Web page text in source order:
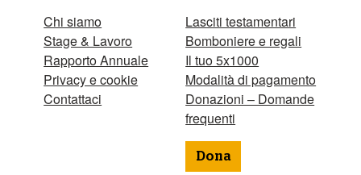
Chi siamo
Stage & Lavoro
Rapporto Annuale
Privacy e cookie
Contattaci
Lasciti testamentari
Bomboniere e regali
Il tuo 5x1000
Modalità di pagamento
Donazioni – Domande
frequenti
Dona